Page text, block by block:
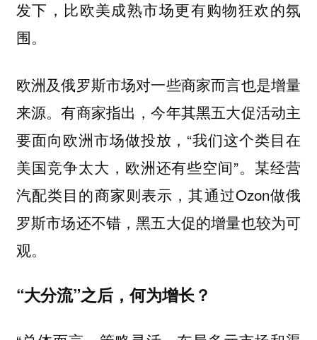
发下，比欧美成熟市场更有购物狂欢的氛
围。
欧洲及俄罗斯市场对一些商家而言也是增量
来源。有商家指出，今年其黑五大促活动主
要面向欧洲市场做投放，“我们这个类目在
美国竞争太大，欧洲还有些空间”。某经营
汽配类目的商家则表示，其通过Ozon做俄
罗斯市场还不错，黑五大促的增量也较为可
观。
“大分流”之后，何为增长？